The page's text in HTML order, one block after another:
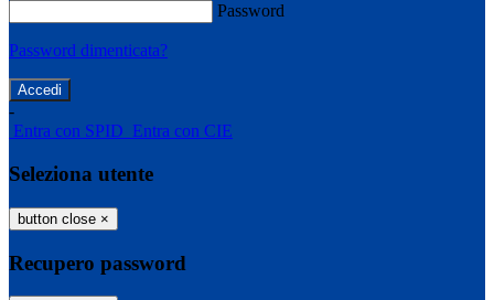
Password
Password dimenticata?
-
Entra con SPID Entra con CIE
Seleziona utente
button close ×
Recupero password